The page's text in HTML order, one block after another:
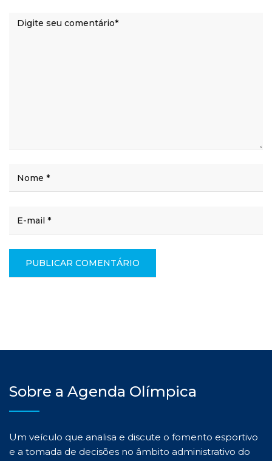
Sobre a Agenda Olímpica
Um veículo que analisa e discute o fomento esportivo
e a tomada de decisões no âmbito administrativo do